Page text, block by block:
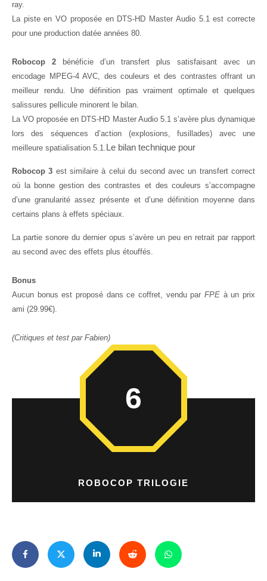
ray.
La piste en VO proposée en DTS-HD Master Audio 5.1 est correcte
pour une production datée années 80.
Robocop 2
bénéficie d’un transfert plus satisfaisant avec un
encodage MPEG-4 AVC, des couleurs et des contrastes offrant un
meilleur rendu. Une définition pas vraiment optimale et quelques
salissures pellicule minorent le bilan.
La VO proposée en DTS-HD Master Audio 5.1 s’avère plus dynamique
lors des séquences d’action (explosions, fusillades) avec une
meilleure spatialisation 5.1.Le bilan technique pour
Robocop 3 est similaire à celui du second avec un transfert correct
où la bonne gestion des contrastes et des couleurs s’accompagne
d’une granularité assez présente et d’une définition moyenne dans
certains plans à effets spéciaux.
La partie sonore du dernier opus s’avère un peu en retrait par rapport
au second avec des effets plus étouffés.
Bonus
Aucun bonus est proposé dans ce coffret, vendu par FPE à un prix
ami (29.99€).
(Critiques et test par Fabien)
ROBOCOP TRILOGIE
6